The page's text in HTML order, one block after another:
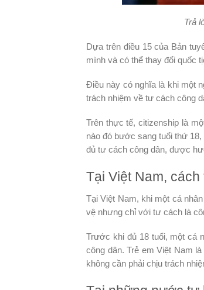
Trả
Dựa trên điều 15 của Bản
mình và có thể thay đổi quốc
Điều này có nghĩa là khi một
trách nhiệm về tư cách công
Trên thực tế, citizenship là
nào đó bước sang tuổi thứ
đủ tư cách công dân, được
Tại Việt Nam,
Tại Việt Nam, khi một cá
vệ nhưng chỉ với tư cách là
Trước khi đủ 18 tuổi, một cá
công dân. Trẻ em Việt Nam
không cần phải chịu trách